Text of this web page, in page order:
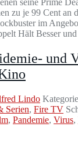
seine Prime
zu je 99 Cent an
im
Hält Besser
und
Lindo
Serien, Fire TV
, Pandemie, Virus,